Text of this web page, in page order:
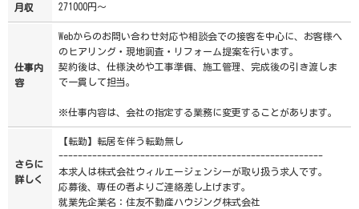
月収 271000円～
仕事内
容
Webからのお問い合わせ対応や相談会での接客を中心に、お客様へ
のヒアリング・現地調査・リフォーム提案を行います。
契約後は、仕様決めや工事準備、施工管理、完成後の引き渡しま
で一貫して担当。
※仕事内容は、会社の指定する業務に変更することがあります。
さらに
詳しく
【転勤】転居を伴う転勤無し
-------------------------------------------------------
本求人は株式会社ウィルエージェンシーが取り扱う求人です。
応募後、専任の者よりご連絡差し上げます。
就業先企業名：住友不動産ハウジング株式会社